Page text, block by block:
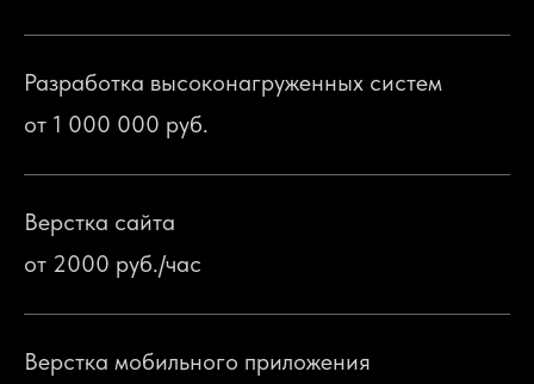
Разработка высоконагруженных систем
от 1 000 000 руб.
Верстка сайта
от 2000 руб./час
Верстка мобильного приложения